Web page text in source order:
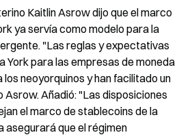
Kaitlin Asrow dijo que el marco
ya servía como modelo para la
"Las reglas y expectativas
York para las empresas de moneda
neoyorquinos y han facilitado un
Añadió: "Las disposiciones
el marco de stablecoins de la
asegurará que el régimen